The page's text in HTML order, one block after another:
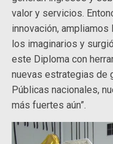
valor y servicios.
innovación,
los imaginarios y
este Diploma con
nuevas estrategias de
Públicas nacionales,
más fuertes aún”.